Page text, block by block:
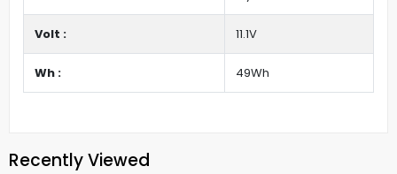
Volt : 11.1V
Wh : 49Wh
Recently Viewed